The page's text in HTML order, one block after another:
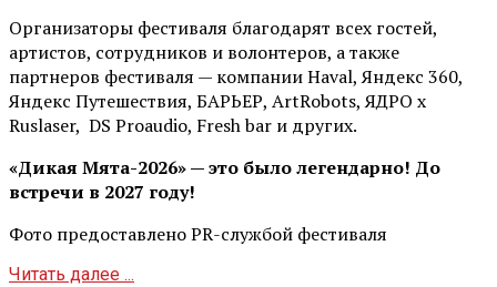
Организаторы фестиваля благодарят всех гостей,
артистов, сотрудников и волонтеров, а также
партнеров фестиваля — компании Haval, Яндекс 360,
Яндекс Путешествия, БАРЬЕР, ArtRobots, ЯДРО х
Ruslaser, DS Proaudio, Fresh bar и других.
«Дикая Мята-2026» — это было легендарно! До
встречи в 2027 году!
Фото предоставлено PR-службой фестиваля
Читать далее ...